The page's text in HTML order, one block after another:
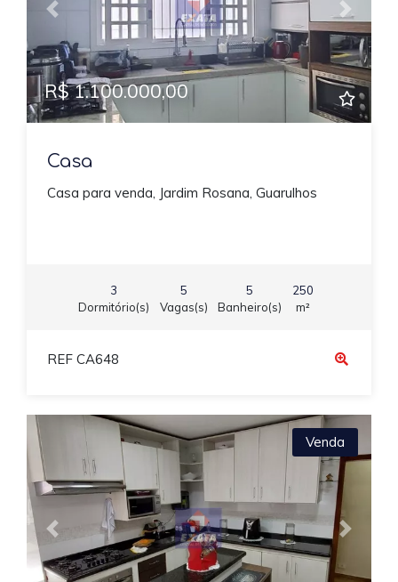
Previous Next
R$ 1.100.000,00
Casa
Casa para venda, Jardim Rosana, Guarulhos
3
Dormitório(s)
5
Vagas(s)
5
Banheiro(s)
250
m²
REF CA648
Previous Next
Venda